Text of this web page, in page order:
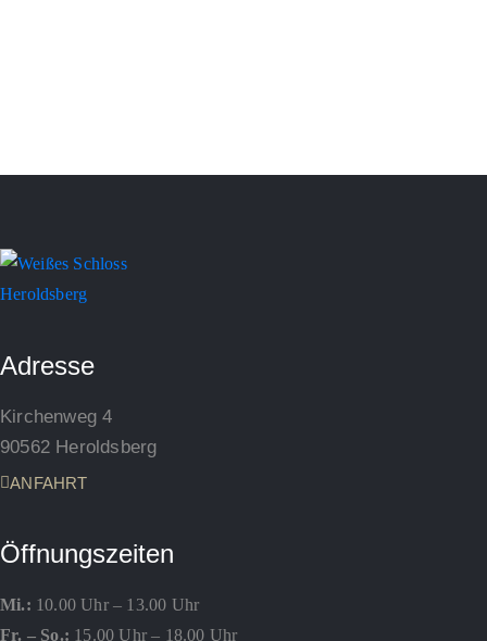
Adresse
Kirchenweg 4
90562 Heroldsberg
ANFAHRT
Öffnungszeiten
Mi.: 10.00 Uhr – 13.00 Uhr
Fr. – So.: 15.00 Uhr – 18.00 Uhr